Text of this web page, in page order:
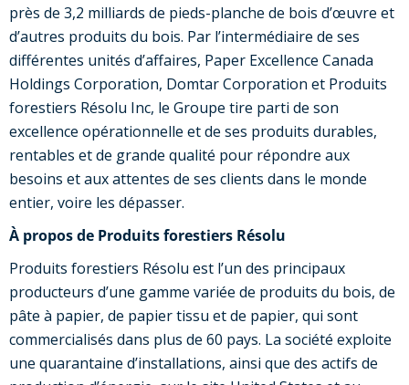
près de 3,2 milliards de pieds-planche de bois d’œuvre et
d’autres produits du bois. Par l’intermédiaire de ses
différentes unités d’affaires, Paper Excellence Canada
Holdings Corporation, Domtar Corporation et Produits
forestiers Résolu Inc, le Groupe tire parti de son
excellence opérationnelle et de ses produits durables,
rentables et de grande qualité pour répondre aux
besoins et aux attentes de ses clients dans le monde
entier, voire les dépasser.
À propos de Produits forestiers Résolu
Produits forestiers Résolu est l’un des principaux
producteurs d’une gamme variée de produits du bois, de
pâte à papier, de papier tissu et de papier, qui sont
commercialisés dans plus de 60 pays. La société exploite
une quarantaine d’installations, ainsi que des actifs de